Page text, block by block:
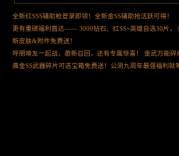
全新红SSS辅助枪登录即领！全新金SS辅助抢活跃可得！
更有重磅福利直达—— 3000钻石、红SS+英雄自选30片，
新皮肤&附件免费送！
呼朋唤友一起战，邀新召回，还有专属惊喜！ 金武万能
典金SS武器碎片可选宝箱免费送！公测九周年最强福利就